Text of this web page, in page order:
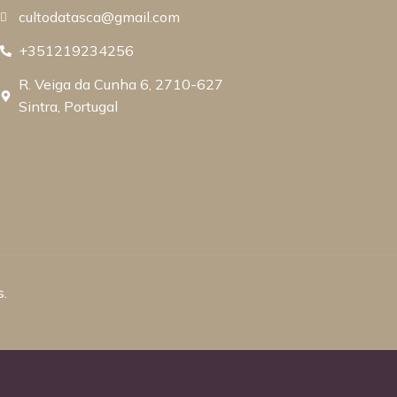
cultodatasca@gmail.com
+351219234256
R. Veiga da Cunha 6, 2710-627
Sintra, Portugal